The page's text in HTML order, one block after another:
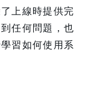
上線時提供完
任何問題，也
學習如何使用系